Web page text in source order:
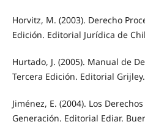
Horvitz, M. (2003). Derecho
Edición. Editorial Jurídica de
Hurtado, J. (2005). Manual de
Tercera Edición. Editorial
Jiménez, E. (2004). Los
Generación. Editorial Ediar.